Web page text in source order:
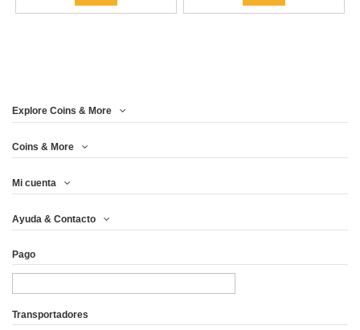
Tirada :
WINGS OF THE...
108,29 € 108,29 €
Explore Coins & More
Coins & More
Mi cuenta
Ayuda & Contacto
Pago
Transportadores